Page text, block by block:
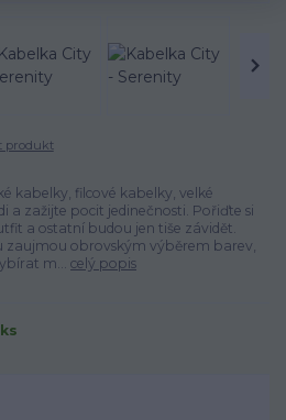
produkt
kabelky, filcové kabelky, velké
a zažijte pocit jedinečnosti. Pořiďte si
a ostatní budou jen tiše závidět.
zaujmou obrovským výběrem barev,
m... celý popis